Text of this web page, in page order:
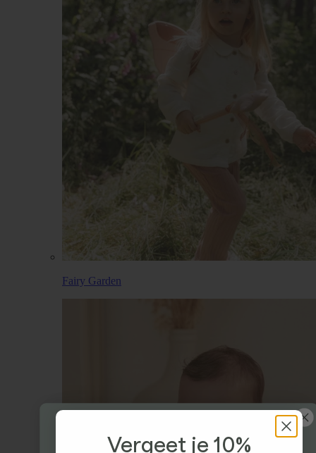
Fairy Garden
Vergeet je 10%